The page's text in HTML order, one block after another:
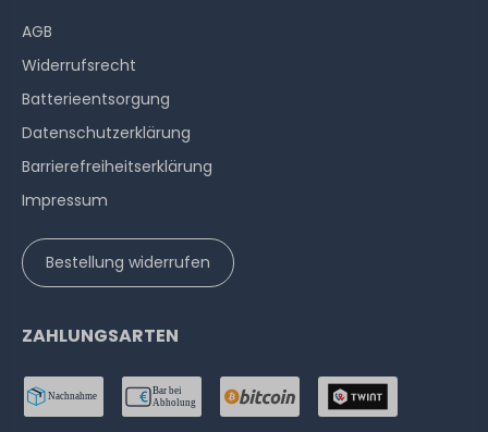
AGB
Widerrufs­recht
Batterieentsorgung
Datenschutzerklärung
Barrierefreiheitserklärung
Impressum
Bestellung widerrufen
ZAHLUNGSARTEN